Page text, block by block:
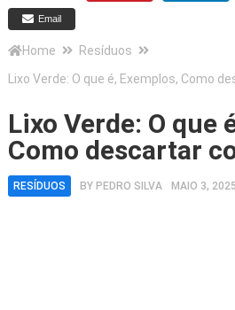
Email
Home
Resíduos
Lixo Verde: O que é, Exemplos, Como
Lixo Verde: O que
Como descartar
RESÍDUOS BY PEDRO SILVA MAIO 3, 2025